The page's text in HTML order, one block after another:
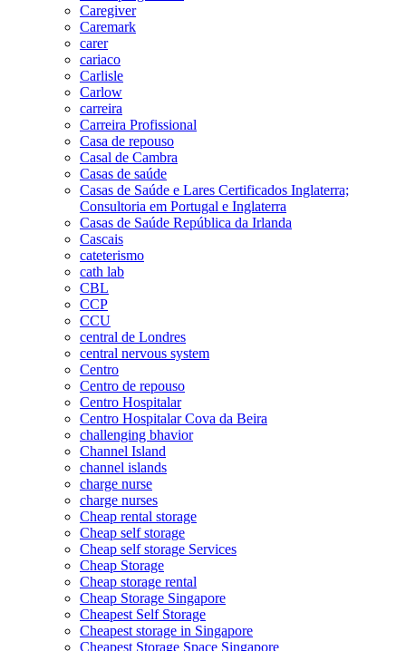
Caregiver
Caremark
carer
cariaco
Carlisle
Carlow
carreira
Carreira Profissional
Casa de repouso
Casal de Cambra
Casas de saúde
Casas de Saúde e Lares Certificados Inglaterra;
Consultoria em Portugal e Inglaterra
Casas de Saúde República da Irlanda
Cascais
cateterismo
cath lab
CBL
CCP
CCU
central de Londres
central nervous system
Centro
Centro de repouso
Centro Hospitalar
Centro Hospitalar Cova da Beira
challenging bhavior
Channel Island
channel islands
charge nurse
charge nurses
Cheap rental storage
Cheap self storage
Cheap self storage Services
Cheap Storage
Cheap storage rental
Cheap Storage Singapore
Cheapest Self Storage
Cheapest storage in Singapore
Cheapest Storage Space Singapore